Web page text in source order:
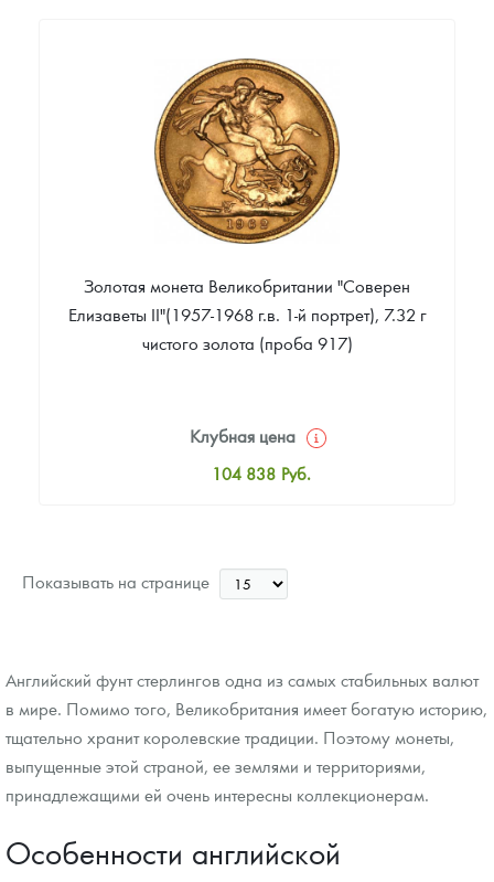
Золотая монета Великобритании "Соверен
Елизаветы II"(1957-1968 г.в. 1-й портрет), 7.32 г
чистого золота (проба 917)
Клубная цена
104 838 Руб.
Цена выкупа
84 744 Руб.
Показывать на странице
Английский фунт стерлингов одна из самых стабильных валют
в мире. Помимо того, Великобритания имеет богатую историю,
тщательно хранит королевские традиции. Поэтому монеты,
выпущенные этой страной, ее землями и территориями,
принадлежащими ей очень интересны коллекционерам.
Особенности английской